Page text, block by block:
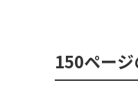
150ペー